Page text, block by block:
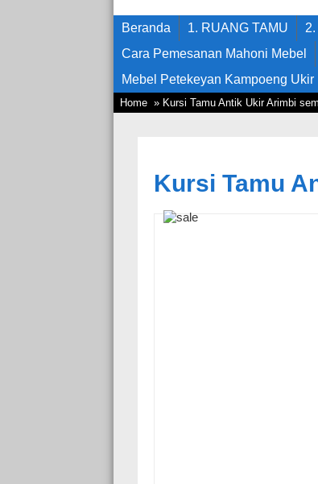
Beranda 1. RUANG TAMU
Cara Pemesanan Mahoni Mebel
Mebel Petekeyan Kampoeng Ukir
Home » Kursi Tamu Antik Ukir Arimbi
Kursi Tamu